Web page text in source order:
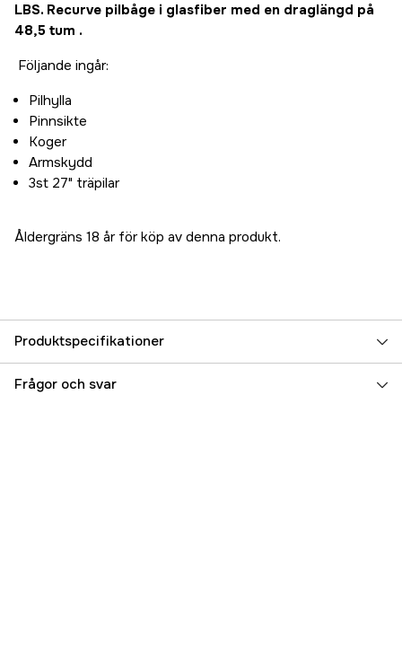
LBS. Recurve pilbåge i glasfiber med en draglängd på
48,5 tum .
Följande ingår:
Pilhylla
Pinnsikte
Koger
Armskydd
3st 27" träpilar
Åldergräns 18 år för köp av denna produkt.
Produktspecifikationer
Referensnummer 3000020344
Frågor och svar